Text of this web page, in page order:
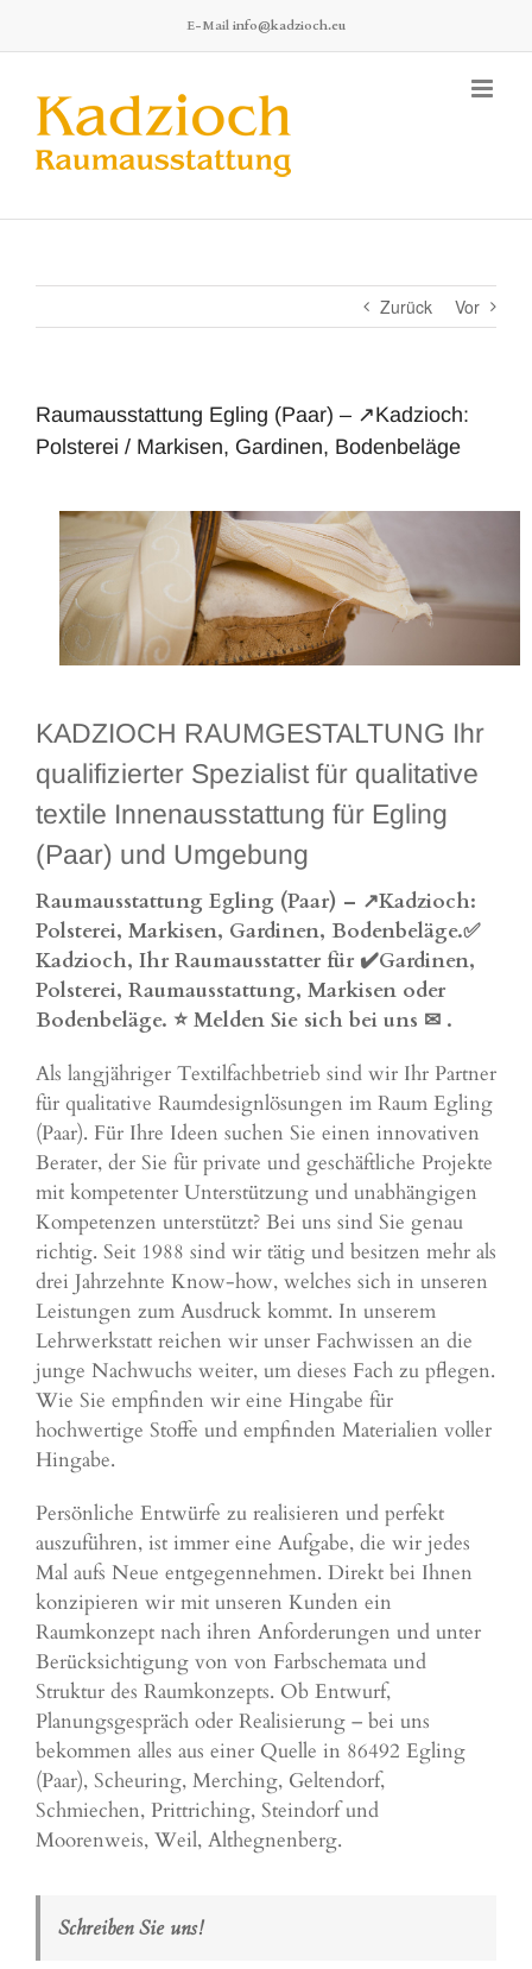
springen
E-Mail info@kadzioch.eu
Zurück Vor
Raumausstattung Egling (Paar) – ↗️Kadzioch:
Polsterei / Markisen, Gardinen, Bodenbeläge
KADZIOCH RAUMGESTALTUNG Ihr
qualifizierter Spezialist für qualitative
textile Innenausstattung für Egling
(Paar) und Umgebung
Raumausstattung Egling (Paar) – ↗️Kadzioch:
Polsterei, Markisen, Gardinen, Bodenbeläge.✅
Kadzioch, Ihr Raumausstatter für ✔️Gardinen,
Polsterei, Raumausstattung, Markisen oder
Bodenbeläge. ⭐ Melden Sie sich bei uns ✉ .
Als langjähriger Textilfachbetrieb sind wir Ihr Partner
für qualitative Raumdesignlösungen im Raum Egling
(Paar). Für Ihre Ideen suchen Sie einen innovativen
Berater, der Sie für private und geschäftliche Projekte
mit kompetenter Unterstützung und unabhängigen
Kompetenzen unterstützt? Bei uns sind Sie genau
richtig. Seit 1988 sind wir tätig und besitzen mehr als
drei Jahrzehnte Know-how, welches sich in unseren
Leistungen zum Ausdruck kommt. In unserem
Lehrwerkstatt reichen wir unser Fachwissen an die
junge Nachwuchs weiter, um dieses Fach zu pflegen.
Wie Sie empfinden wir eine Hingabe für
hochwertige Stoffe und empfinden Materialien voller
Hingabe.
Persönliche Entwürfe zu realisieren und perfekt
auszuführen, ist immer eine Aufgabe, die wir jedes
Mal aufs Neue entgegennehmen. Direkt bei Ihnen
konzipieren wir mit unseren Kunden ein
Raumkonzept nach ihren Anforderungen und unter
Berücksichtigung von von Farbschemata und
Struktur des Raumkonzepts. Ob Entwurf,
Planungsgespräch oder Realisierung – bei uns
bekommen alles aus einer Quelle in 86492 Egling
(Paar), Scheuring, Merching, Geltendorf,
Schmiechen, Prittriching, Steindorf und
Moorenweis, Weil, Althegnenberg.
Schreiben Sie uns!